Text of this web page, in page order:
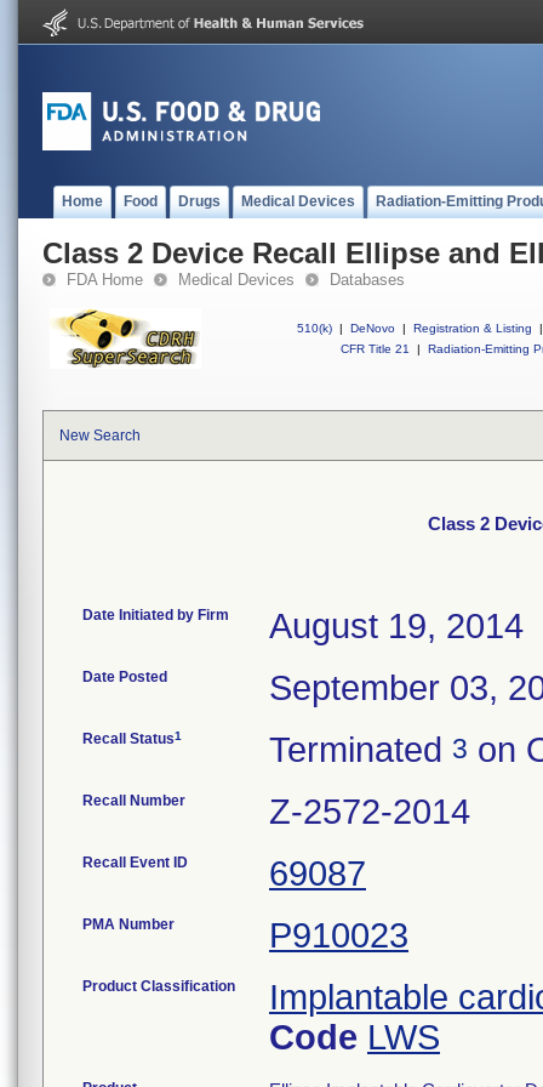
Home Food Drugs Medical Devices Radiation-Emitting
Class 2 Device Recall Ellipse and
FDA Home Medical Devices Databases
510(k) | DeNovo | Registration & Listing
|
CFR Title 21
| Radiation-Emitting
New Search
Class 2
Date Initiated by Firm August 19, 2014
Date Posted September 03,
Recall Status1 Terminated 3 on
Recall Number Z-2572-2014
Recall Event ID 69087
PMA Number P910023
Product Classification
Implantable
Code LWS